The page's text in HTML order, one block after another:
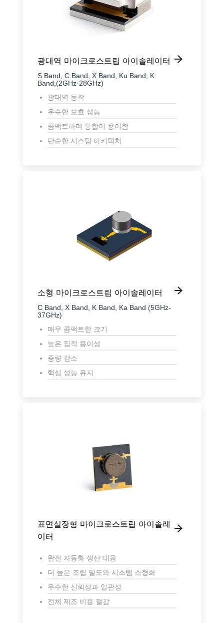
광대역 마이크로스트립 아이솔레이터
S Band, C Band, X Band, Ku Band, K
Band,(2GHz-28GHz)
광대역 동작
우수한 보호 성능
콤팩트하며 통합이 용이함
단순한 시스템 아키텍처
소형 마이크로스트립 아이솔레이터
C Band, X Band, K Band, Ka Band (5GHz-
37GHz)
매우 콤팩트한 크기
높은 집적 용이성
중량 감소
핵심 성능 유지
표면실장형 마이크로스트립 아이솔레
이터
완전 자동화 생산 대응
더 높은 조립 밀도와 시스템 소형화
우수한 신뢰성과 일관성
전체 제조 비용 절감